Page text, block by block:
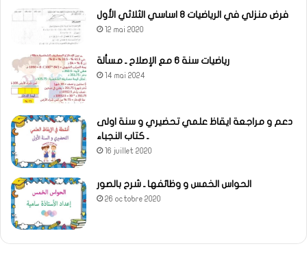
فرض منزلي في الرياضيات 8 اساسي الثلاثي الأول
12 mai 2020
رياضيات سنة 6 مع الإصلاح ـ مسألة
14 mai 2024
دعم و مراجعة ايقاظ علمي تحضيري و سنة اولى
ـ كتاب النجباء
16 juillet 2020
الحواس الخمس و وظائفها ـ شرح بالصور
26 octobre 2020